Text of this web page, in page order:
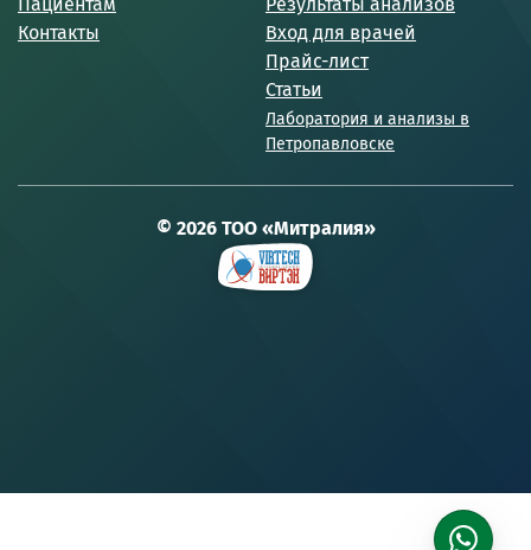
Пациентам
Контакты
Результаты анализов
Вход для врачей
Прайс-лист
Статьи
Лаборатория и анализы в
Петропавловске
© 2026 ТОО «Митралия»